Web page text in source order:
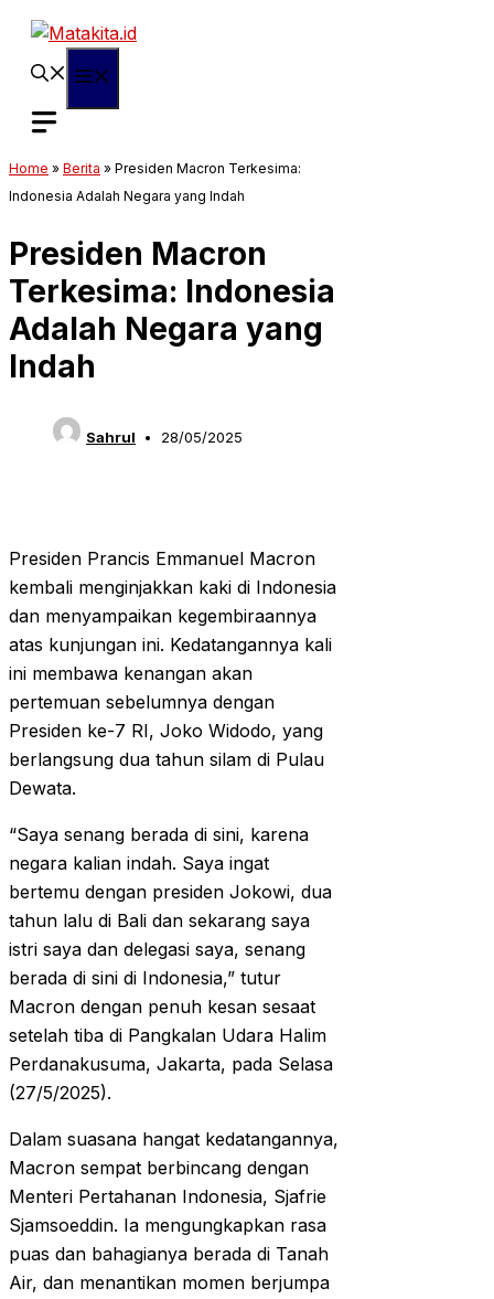
Langsung
Home » Berita » Presiden Macron Terkesima:
Indonesia Adalah Negara yang Indah
Presiden Macron
Terkesima: Indonesia
Adalah Negara yang
Indah
Sahrul 28/05/2025
Presiden Prancis Emmanuel Macron
kembali menginjakkan kaki di Indonesia
dan menyampaikan kegembiraannya
atas kunjungan ini. Kedatangannya kali
ini membawa kenangan akan
pertemuan sebelumnya dengan
Presiden ke-7 RI, Joko Widodo, yang
berlangsung dua tahun silam di Pulau
Dewata.
“Saya senang berada di sini, karena
negara kalian indah. Saya ingat
bertemu dengan presiden Jokowi, dua
tahun lalu di Bali dan sekarang saya
istri saya dan delegasi saya, senang
berada di sini di Indonesia,” tutur
Macron dengan penuh kesan sesaat
setelah tiba di Pangkalan Udara Halim
Perdanakusuma, Jakarta, pada Selasa
(27/5/2025).
Dalam suasana hangat kedatangannya,
Macron sempat berbincang dengan
Menteri Pertahanan Indonesia, Sjafrie
Sjamsoeddin. Ia mengungkapkan rasa
puas dan bahagianya berada di Tanah
Air, dan menantikan momen berjumpa